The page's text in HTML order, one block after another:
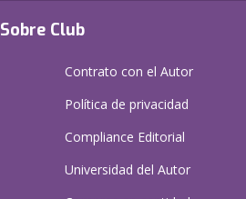
Sobre Club
Contrato con el Autor
Política de privacidad
Compliance Editorial
Universidad del Autor